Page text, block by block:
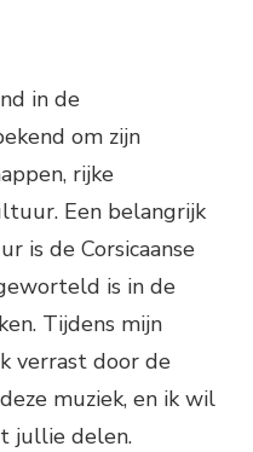
in de
om zijn
rijke
Een belangrijk
is de Corsicaanse
is in de
Tijdens mijn
verrast door de
muziek, en ik wil
jullie delen.